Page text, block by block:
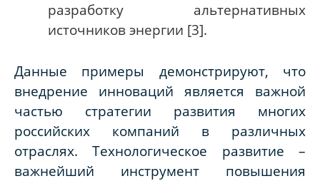
разработку альтернативных
источников энергии [3].
Данные примеры демонстрируют, что
внедрение инноваций является важной
частью стратегии развития многих
российских компаний в различных
отраслях. Технологическое развитие –
важнейший инструмент повышения